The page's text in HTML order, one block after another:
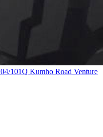
101Q Kumho Road Venture